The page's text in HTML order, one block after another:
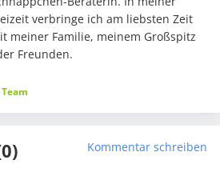
verbringe ich am liebsten Zeit
meiner Familie, meinem Großspitz
Freunden.
Kommentar schreiben